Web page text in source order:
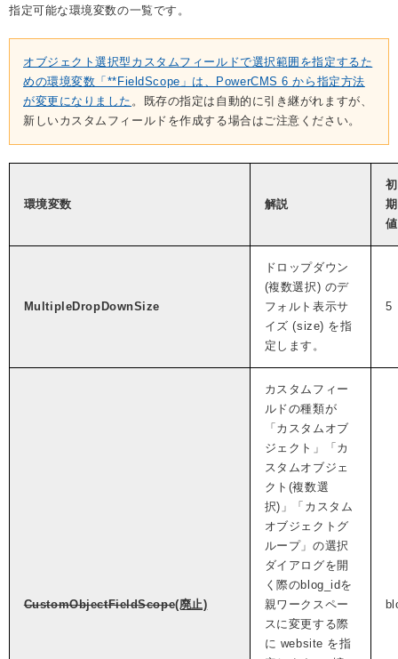
指定可能な環境変数の一覧です。
オブジェクト選択型カスタムフィールドで選択範囲を指定するた
めの環境変数「**FieldScope」は、PowerCMS 6 から指定方法
が変更になりました 。既存の指定は自動的に引き継がれますが、
新しいカスタムフィールドを作成する場合はご注意ください。
環境変数 解説
初
期
値
MultipleDropDownSize
ドロップダウン
(複数選択) のデ
フォルト表示サ
イズ (size) を指
定します。
5
CustomObjectFieldScope(廃止)
カスタムフィー
ルドの種類が
「カスタムオブ
ジェクト」「カ
スタムオブジェ
クト(複数選
択)」「カスタム
オブジェクトグ
ループ」の選択
ダイアログを開
く際のblog_idを
親ワークスペー
スに変更する際
に website を指